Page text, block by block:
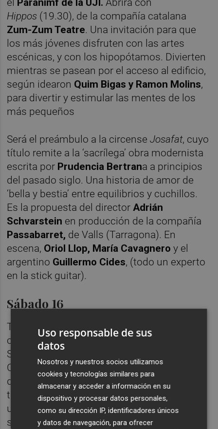
el Paranimf de la UJI. Abrirá con
Hippos (19.30), de la compañía catalana
Zum-Zum Teatre. Una invitación para que
los más jóvenes disfruten con las artes
escénicas, y con los hipopótamos. Divierten
mientras se pasean por el acceso al edificio,
según idearon Quim Bigas y Ramon Molins,
para divertir y estimular las mentes de los
más pequeños
Será el preámbulo a la circense Josafat, cuyo
título remite a la ‘sacrílega’ obra modernista
escrita por Prudencia Bertrana a principios
del pasado siglo. Una historia de amor de
‘bella y bestia’ entre equilibrios y cuchillos.
Es la propuesta del directorAdrián
Schvarstein en producción de la compañía
Passabarret, de Valls (Tarragona). En
escena, Oriol Llop, María Cavagnero y el
argentino Guillermo Cides, (todo un experto
en la stick guitar).
Sábado 16
Teatro de calle con La Medusa
compañías hermanas de Vila-real.
Sus
Cornell de Almassora a las 18.00h. A través
de un teatro físico y de movimiento, sitúa a
tres mujeres que temporalmente se
ubicarían entre los años 30 y 50 del pasado
siglo, aunque estableciendo un paralelismo
Uso responsable de sus
datos
Nosotros y nuestros socios utilizamos
cookies y tecnologías similares para
almacenar y acceder a información en su
dispositivo y procesar datos personales,
como su dirección IP, identificadores únicos
y datos de navegación, para ofrecer